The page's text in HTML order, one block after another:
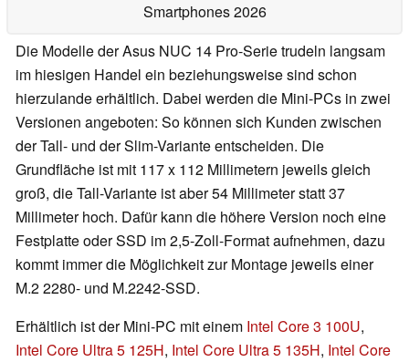
Smartphones 2026
Die Modelle der Asus NUC 14 Pro-Serie trudeln langsam
im hiesigen Handel ein beziehungsweise sind schon
hierzulande erhältlich. Dabei werden die Mini-PCs in zwei
Versionen angeboten: So können sich Kunden zwischen
der Tall- und der Slim-Variante entscheiden. Die
Grundfläche ist mit 117 x 112 Millimetern jeweils gleich
groß, die Tall-Variante ist aber 54 Millimeter statt 37
Millimeter hoch. Dafür kann die höhere Version noch eine
Festplatte oder SSD im 2,5-Zoll-Format aufnehmen, dazu
kommt immer die Möglichkeit zur Montage jeweils einer
M.2 2280- und M.2242-SSD.
Erhältlich ist der Mini-PC mit einem Intel Core 3 100U,
Intel Core Ultra 5 125H, Intel Core Ultra 5 135H, Intel Core